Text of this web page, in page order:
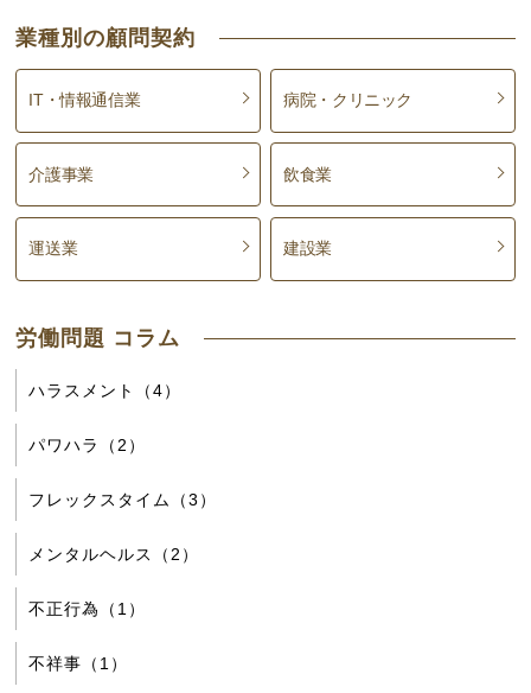
業種別の顧問契約
IT・情報通信業 病院・クリニック
介護事業 飲食業
運送業 建設業
労働問題 コラム
ハラスメント（4）
パワハラ（2）
フレックスタイム（3）
メンタルヘルス（2）
不正行為（1）
不祥事（1）